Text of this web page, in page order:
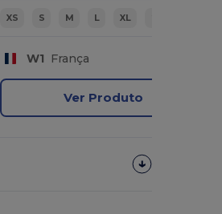
XS S M L XL
W1 França
Ver Produto